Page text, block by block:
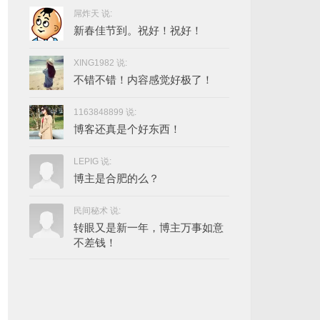
屌炸天 说:
新春佳节到。祝好！祝好！
XING1982 说:
不错不错！内容感觉好极了！
1163848899 说:
博客还真是个好东西！
LEPIG 说:
博主是合肥的么？
民间秘术 说:
转眼又是新一年，博主万事如意
不差钱！